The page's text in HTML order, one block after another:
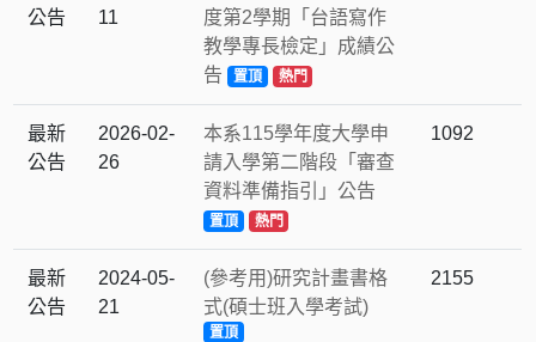
公告
11
度第2學期「台語寫作
教學專長檢定」成績公
告 置頂 熱門
最新
公告
2026-02-
26
本系115學年度大學申
請入學第二階段「審查
資料準備指引」公告
置頂 熱門
1092
最新
公告
2024-05-
21
(參考用)研究計畫書格
式(碩士班入學考試)
置頂
2155